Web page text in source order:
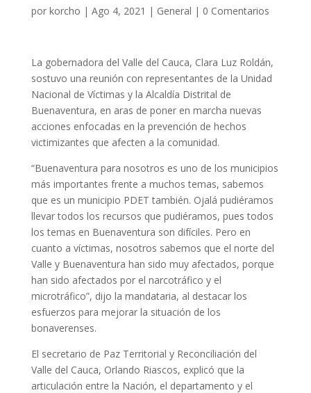
por korcho | Ago 4, 2021 | General | 0 Comentarios
La gobernadora del Valle del Cauca, Clara Luz Roldán,
sostuvo una reunión con representantes de la Unidad
Nacional de Víctimas y la Alcaldía Distrital de
Buenaventura, en aras de poner en marcha nuevas
acciones enfocadas en la prevención de hechos
victimizantes que afecten a la comunidad.
“Buenaventura para nosotros es uno de los municipios
más importantes frente a muchos temas, sabemos
que es un municipio PDET también. Ojalá pudiéramos
llevar todos los recursos que pudiéramos, pues todos
los temas en Buenaventura son difíciles. Pero en
cuanto a víctimas, nosotros sabemos que el norte del
Valle y Buenaventura han sido muy afectados, porque
han sido afectados por el narcotráfico y el
microtráfico”, dijo la mandataria, al destacar los
esfuerzos para mejorar la situación de los
bonaverenses.
El secretario de Paz Territorial y Reconciliación del
Valle del Cauca, Orlando Riascos, explicó que la
articulación entre la Nación, el departamento y el